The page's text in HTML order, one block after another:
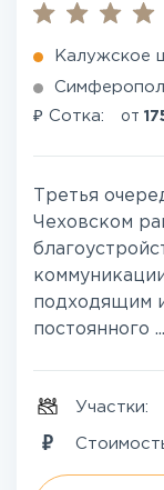
Калужское
₽ Сотка: от
Третья
Чеховском
подходящим
постоянного ...
Участки: